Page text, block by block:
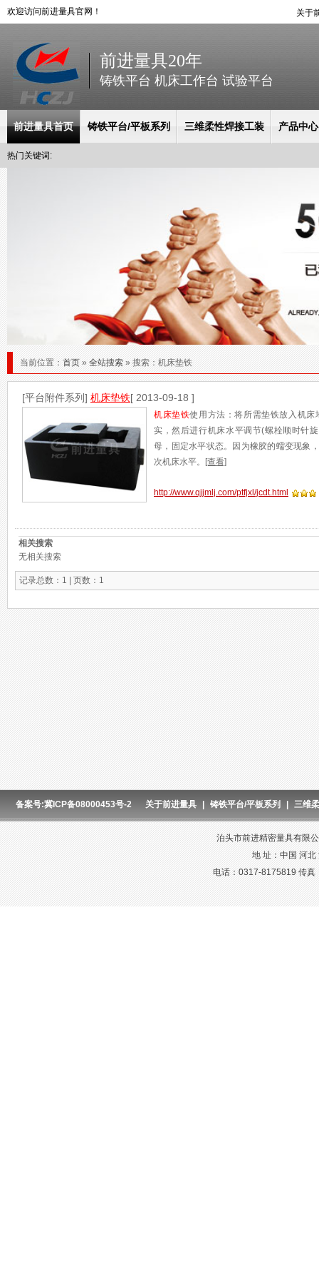
欢迎访问前进量具官网！ 关于
前进量具20年
铸铁平台 机床工作台 试验平台
前进量具首页 铸铁平台/平板系列 三维柔性焊接工装 产品中心
热门关键词:
当前位置：首页»全站搜索» 搜索：机床垫铁
[平台附件系列] 机床垫铁[ 2013-09-18 ]
机床垫铁使用方法：将所需垫铁放入机
实，然后进行机床水平调节(螺栓顺时针
母，固定水平状态。因为橡胶的蠕变现象
次机床水平。
[查看]
http://www.qjjmlj.com/ptfjxl/jcdt.html
相关搜索
无相关搜索
记录总数：1 | 页数：1
备案号:冀ICP备08000453号-2 关于前进量具 铸铁平台/平板系列 三维
泊头市前进精密量具有限
地 址：中国 河
电话：0317-8175819 传